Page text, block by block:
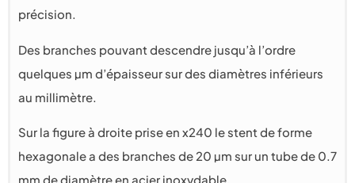
précision.
Des branches pouvant descendre jusqu’à l’ordre
quelques µm d’épaisseur sur des diamètres inférieurs
au millimètre.
Sur la figure à droite prise en x240 le stent de forme
hexagonale a des branches de 20 µm sur un tube de 0.7
mm de diamètre en acier inoxydable.